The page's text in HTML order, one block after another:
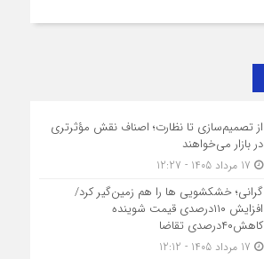
از تصمیم‌سازی تا نظارت؛ اصناف نقش مؤثرتری
در بازار می‌خواهند
گرانی؛ خشکشویی‌ ها را هم زمین‌گیر کرد/
افزایش ۱۱۰درصدی قیمت شوینده
کاهش۴۰درصدی تقاضا